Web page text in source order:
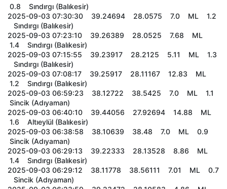
0.8 Sındırgı (Balıkesir)
2025-09-03 07:30:30 39.24694 28.0575 7.0 ML 1.2
Sındırgı (Balıkesir)
2025-09-03 07:23:10 39.26389 28.0525 7.68 ML
1.4 Sındırgı (Balıkesir)
2025-09-03 07:15:55 39.23917 28.2125 5.11 ML 1.3
Sındırgı (Balıkesir)
2025-09-03 07:08:17 39.25917 28.11167 12.83 ML
1.2 Sındırgı (Balıkesir)
2025-09-03 06:59:23 38.12722 38.5425 7.0 ML 1.1
Sincik (Adıyaman)
2025-09-03 06:40:10 39.44056 27.92694 14.88 ML
1.6 Altıeylül (Balıkesir)
2025-09-03 06:38:58 38.10639 38.48 7.0 ML 0.9
Sincik (Adıyaman)
2025-09-03 06:29:13 39.22333 28.13528 8.86 ML
1.4 Sındırgı (Balıkesir)
2025-09-03 06:29:12 38.11778 38.56111 7.01 ML 0.7
Sincik (Adıyaman)